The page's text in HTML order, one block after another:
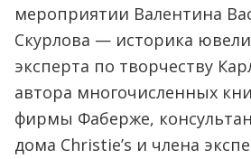
мероприятии Валентина
Скурлова — историка
эксперта по творчеству
автора многочисленных
фирмы Фаберже,
дома Christie’s и члена